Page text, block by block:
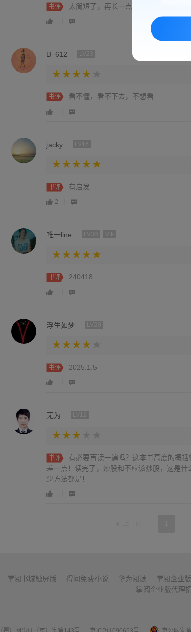
书评 太简短了，再长一点就好了
B_612
书评 看不懂，看不下去，不想看
jacky
书评 有启发
2
唯一line
书评 240418
浮生如梦
书评 2025.1.5
无为
书评
有必要再读一遍吗？这本书高度的概
差一点！读完了，炒股和不应该炒股，这是
少方法都是！
掌阅书城触屏版 得间免费小说 华为阅读 掌阅企业
掌阅企业版代理